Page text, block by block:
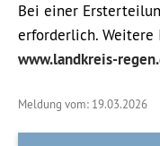
Bei einer
erforderlich.
www.landkreis-
Meldung vom: 19.03.2026